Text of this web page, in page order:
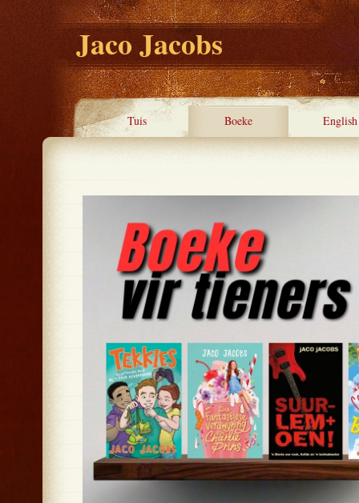
Jaco Jacobs
Tuis Boeke English